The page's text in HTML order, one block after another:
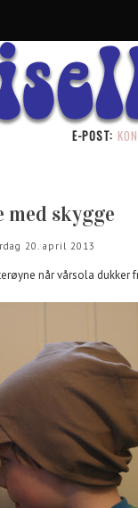
E-POST:
med skygge
20. april 2013
når vårsola dukker